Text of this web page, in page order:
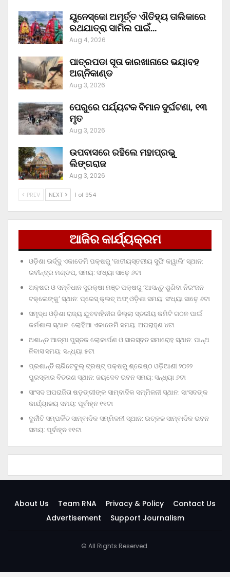
ୟୁନେସ୍କୋ ଅମୂର୍ତ୍ତ ଐତିହ୍ୟ ତାଲିକାରେ
ରଥଯାତ୍ରା ସାମିଲ ପାଇଁ…
Aug 4, 2026
ପାତ୍ରପଡା ସୂତା କାରଖାନାରେ ଭୟାବହ
ଅଗ୍ନିକାଣ୍ଡ
Aug 3, 2026
ପେରୁରେ ପର୍ଯ୍ୟଟକ ବିମାନ ଦୁର୍ଘଟଣା, ୧୩
ମୃତ
Aug 3, 2026
ଉପବାସରେ ରହିଲେ ମହାପ୍ରଭୁ
ଲିଙ୍ଗରାଜ
Aug 3, 2026
PREV NEXT 1 of 954
ଆଜିର କାର୍ଯ୍ୟକ୍ରମ
ଓଡ଼ିଶା ଊର୍ଦ୍ଦୁ ଏକାଡେମି ପକ୍ଷରୁ ‘ଜାତୀୟସ୍ତରୀୟ ସୁଫି କୱାଲି’ ସ୍ଥାନ:
ରବୀନ୍ଦ୍ର ମଣ୍ଡପ, ସମୟ: ସଂଧ୍ୟା ସାଢ଼େ ୬ଟା
ଅକ୍ଷର ଓ ସମ୍ବିଧାନ ସୁରକ୍ଷା ମଞ୍ଚ ପକ୍ଷରୁ ‘ଆସନ୍ତୁ ଶୁଣିବା ନିରଂଜନ
ଟକ୍‌ଲେଙ୍କୁ’ ସ୍ଥାନ: ପ୍ରେସ୍‌ କ୍ଲବ୍‌ ଅଫ୍‌ ଓଡ଼ିଶା ସମୟ: ସଂଧ୍ୟା ସାଢ଼େ ୬ଟା
ସମୃଦ୍ଧ ଓଡ଼ିଶା ରାଜ୍ୟ ଯୁବବାହିନୀର ଜିଲ୍ଲା ସ୍ତରୀୟ କମିଟି ଗଠନ ପାଇଁ
କର୍ମଶାଳା ସ୍ଥାନ: ଲୋହିଆ ଏକାଡେମି ସମୟ: ଅପରାହ୍‌ଣ ୪ଟା
ଅଶାନ୍ତ ଆତ୍ମା ପୁସ୍ତକ ଲୋକାର୍ପଣ ଓ ସାରସ୍ବତ ସମାରୋହ ସ୍ଥାନ: ପାନ୍ଥ
ନିବାସ ସମୟ: ସନ୍ଧ୍ୟା ୫ଟା
ପ୍ରଶାନ୍ତି ଚାରିଟେବୁଲ୍‌ ଟ୍ରଷ୍ଟ୍‌ ପକ୍ଷରୁ ଶ୍ରେଷ୍ଠ ଓଡ଼ିଆଣୀ ୨୦୨୨
ପୁରସ୍କାର ବିତରଣ ସ୍ଥାନ: ଜୟଦେବ ଭବନ ସମୟ: ସନ୍ଧ୍ୟା ୬ଟା
ସାଂସଦ ଅପରାଜିତା ଷଡ଼ଙ୍ଗୀଙ୍କ ସାମ୍ବାଦିକ ସମ୍ମିଳନୀ ସ୍ଥାନ: ସାଂସଦଙ୍କ
କାର୍ଯ୍ୟାଳୟ ସମୟ: ପୂର୍ବାହ୍ନ ୧୧ଟା
ଦୁର୍ନୀତି ସମ୍ପର୍କିତ ସାମ୍ବାଦିକ ସମ୍ମିଳନୀ ସ୍ଥାନ: ଉତ୍କଳ ସାମ୍ବାଦିକ ଭବନ
ସମୟ: ପୂର୍ବାହ୍ନ ୧୧ଟା
About Us Team RNA Privacy & Policy
Contact Us
Advertisement
Support Journalism
© All Rights Reserved.